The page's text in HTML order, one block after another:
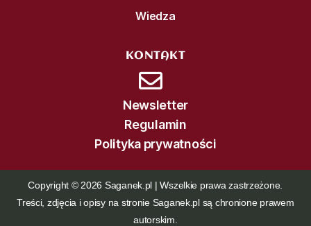
Wiedza
KONTAKT
Newsletter
Regulamin
Polityka prywatności
Copyright © 2026 Saganek.pl | Wszelkie prawa zastrzeżone.
Treści, zdjęcia i opisy na stronie Saganek.pl są chronione prawem
autorskim.